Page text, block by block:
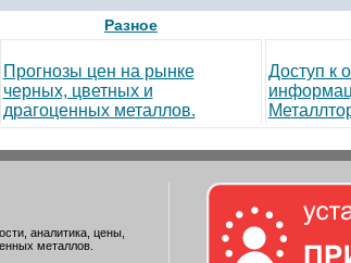
Разное
Прогнозы цен на рынке
черных, цветных и
драгоценных металлов.
Доступ к
аналитика, цены,
металлов.